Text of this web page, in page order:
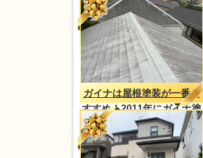
ガイナは屋根塗装が一番お
すすめ！2011年にガイナ塗
装・2023年再塗装（H様
邸）